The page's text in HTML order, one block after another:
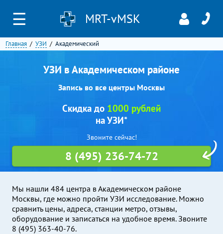
☰ MRT-vMSK
Главная УЗИ Академический
УЗИ в Академическом районе
Запись во все центры Москвы
Мы нашли 484 центра в Академическом районе
Москвы, где можно пройти УЗИ исследование. Можно
сравнить цены, адреса, станции метро, отзывы,
оборудование и записаться на удобное время. Звоните
8 (495) 363-40-76.
Скидка до 1000 рублей
на УЗИ*
Звоните сейчас!
8 (495) 236-74-72